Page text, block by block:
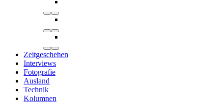
Zeitgeschehen
Interviews
Fotografie
Ausland
Technik
Kolumnen